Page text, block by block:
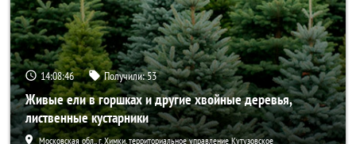
14:08:43 Получили:53
Живые ели в горшках и другие хвойные деревья,
лиственные кустарники
Московская обл., г. Химки, территориальное управление Кутузовское